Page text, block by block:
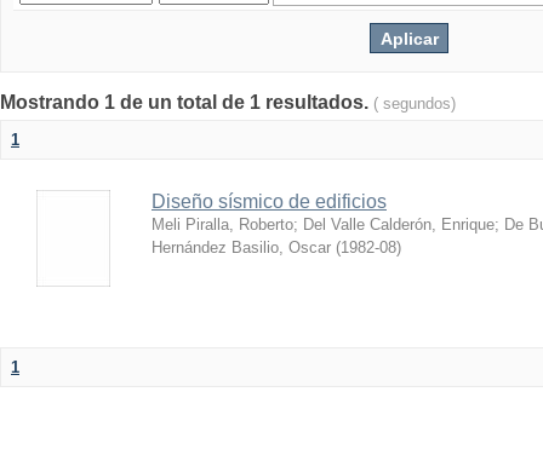
Mostrando 1 de un total de 1 resultados. ( segundos)
1
Diseño sísmico de edificios
Meli Piralla, Roberto; Del Valle Calderón, Enrique; De
Hernández Basilio, Oscar (1982-08)
1